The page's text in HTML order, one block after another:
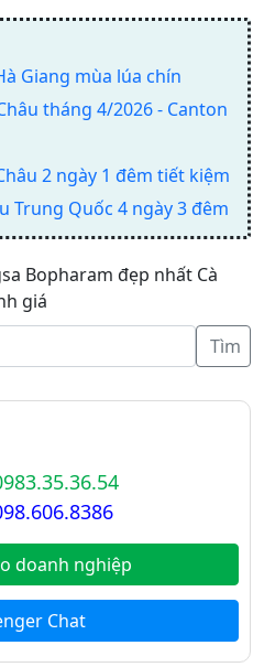
Giang mùa lúa chín
tháng 4/2026 - Canton
2 ngày 1 đêm tiết kiệm
Trung Quốc 4 ngày 3 đêm
Bopharam đẹp nhất Cà
giá
Tìm
doanh nghiệp
Chat